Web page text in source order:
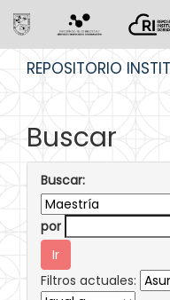
REPOSITORIO
Buscar
Buscar:
por
Filtros actuales: